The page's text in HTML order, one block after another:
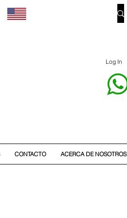
Log In
CONTACTO ACERCA DE NOSOTROS